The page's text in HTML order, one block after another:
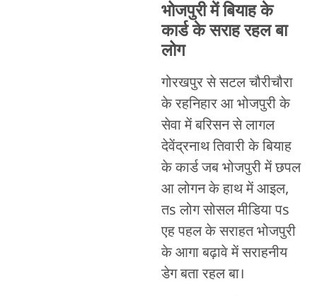
भोजपुरी में बियाह के
कार्ड के सराह रहल बा
लोग
गोरखपुर से सटल चौरीचौरा
के रहनिहार आ भोजपुरी के
सेवा में बरिसन से लागल
देवेंद्रनाथ तिवारी के बियाह
के कार्ड जब भोजपुरी में छपल
आ लोगन के हाथ में आइल,
तs लोग सोसल मीडिया पs
एह पहल के सराहत भोजपुरी
के आगा बढ़ावे में सराहनीय
डेग बता रहल बा।